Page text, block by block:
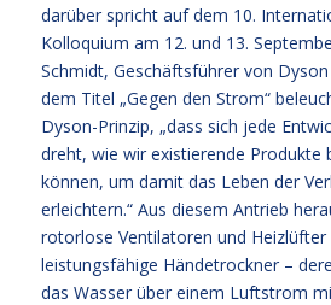
darüber spricht auf dem 10.
Kolloquium am 12. und 13.
Schmidt, Geschäftsführer von
dem Titel „Gegen den Strom“
Dyson-Prinzip, „dass sich jede
dreht, wie wir existierende Produkte
können, um damit das Leben der
erleichtern.“ Aus diesem Antrieb
rotorlose Ventilatoren und
leistungsfähige Händetrockner –
das Wasser über einem Luftstrom